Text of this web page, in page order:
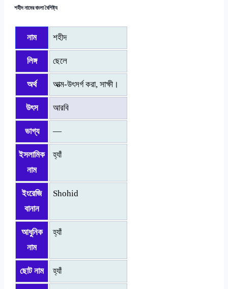
শহীদ নামের বাংলা বৈশিষ্ট্য
নাম শহীদ
লিঙ্গ ছেলে
অর্থ আত্ম-উৎসর্গ করা, সাক্ষী।
উৎস আরবি
ভাগ্য —
ইসলামিক
নাম
হ্যাঁ
ইংরেজি
বানান
Shohid
আধুনিক
নাম
হ্যাঁ
ছোট নাম হ্যাঁ